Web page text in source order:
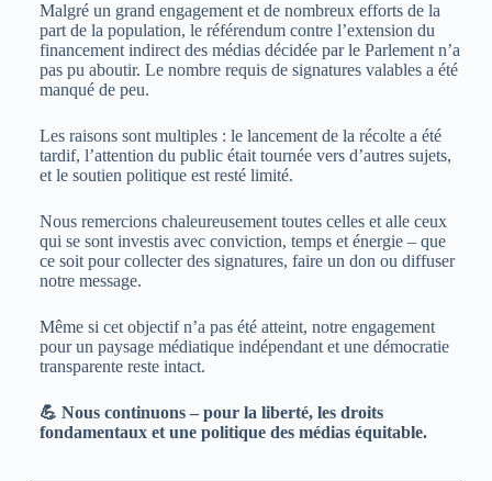
Malgré un grand engagement et de nombreux efforts de la
part de la population, le référendum contre l’extension du
financement indirect des médias décidée par le Parlement n’a
pas pu aboutir. Le nombre requis de signatures valables a été
manqué de peu.
Les raisons sont multiples : le lancement de la récolte a été
tardif, l’attention du public était tournée vers d’autres sujets,
et le soutien politique est resté limité.
Nous remercions chaleureusement toutes celles et alle ceux
qui se sont investis avec conviction, temps et énergie – que
ce soit pour collecter des signatures, faire un don ou diffuser
notre message.
Même si cet objectif n’a pas été atteint, notre engagement
pour un paysage médiatique indépendant et une démocratie
transparente reste intact.
💪 Nous continuons – pour la liberté, les droits
fondamentaux et une politique des médias équitable.